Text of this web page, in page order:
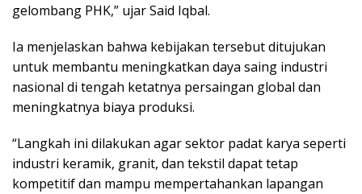
gelombang PHK,” ujar Said Iqbal.
Ia menjelaskan bahwa kebijakan tersebut ditujukan
untuk membantu meningkatkan daya saing industri
nasional di tengah ketatnya persaingan global dan
meningkatnya biaya produksi.
“Langkah ini dilakukan agar sektor padat karya seperti
industri keramik, granit, dan tekstil dapat tetap
kompetitif dan mampu mempertahankan lapangan